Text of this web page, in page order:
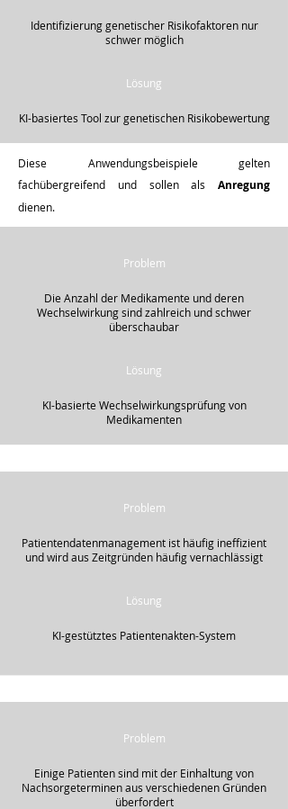
Identifizierung genetischer Risikofaktoren nur
schwer möglich
Lösung
KI-basiertes Tool zur genetischen Risikobewertung
Diese Anwendungsbeispiele gelten
fachübergreifend und sollen als Anregung
dienen.
Problem
Die Anzahl der Medikamente und deren
Wechselwirkung sind zahlreich und schwer
überschaubar
Lösung
KI-basierte Wechselwirkungsprüfung von
Medikamenten
Problem
Patientendatenmanagement ist häufig ineffizient
und wird aus Zeitgründen häufig vernachlässigt
Lösung
KI-gestütztes Patientenakten-System
Problem
Einige Patienten sind mit der Einhaltung von
Nachsorgeterminen aus verschiedenen Gründen
überfordert